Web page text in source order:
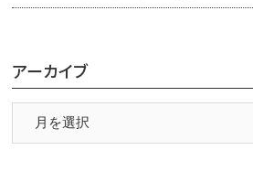
アーカイブ